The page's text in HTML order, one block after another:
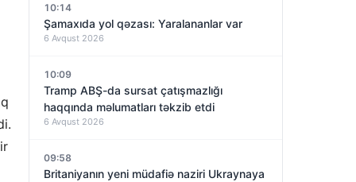
10:14
Şamaxıda yol qəzası: Yaralananlar var
6 Avqust 2026
10:09
Tramp ABŞ-da sursat çatışmazlığı
haqqında məlumatları təkzib etdi
6 Avqust 2026
09:58
Britaniyanın yeni müdafiə naziri Ukraynaya